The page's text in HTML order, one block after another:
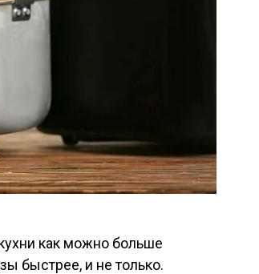
как можно больше
быстрее, и не только.